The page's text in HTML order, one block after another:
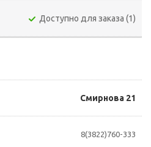
Доступно для заказа (1)
Смирнова 21
8(3822)760-333